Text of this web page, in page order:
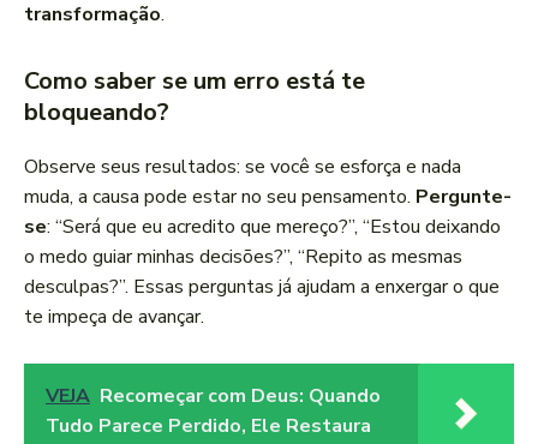
transformação.
Como saber se um erro está te
bloqueando?
Observe seus resultados: se você se esforça e nada
muda, a causa pode estar no seu pensamento. Pergunte-
se: “Será que eu acredito que mereço?”, “Estou deixando
o medo guiar minhas decisões?”, “Repito as mesmas
desculpas?”. Essas perguntas já ajudam a enxergar o que
te impeça de avançar.
VEJA Recomeçar com Deus: Quando
Tudo Parece Perdido, Ele Restaura